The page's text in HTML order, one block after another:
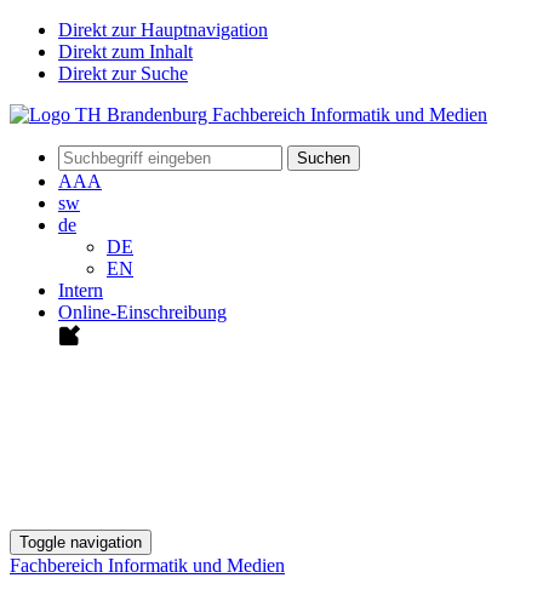
Direkt zur Hauptnavigation
Direkt zum Inhalt
Direkt zur Suche
Suchen
AAA
sw
de
DE
EN
Intern
Online-Einschreibung
Toggle navigation
Fachbereich Informatik und Medien